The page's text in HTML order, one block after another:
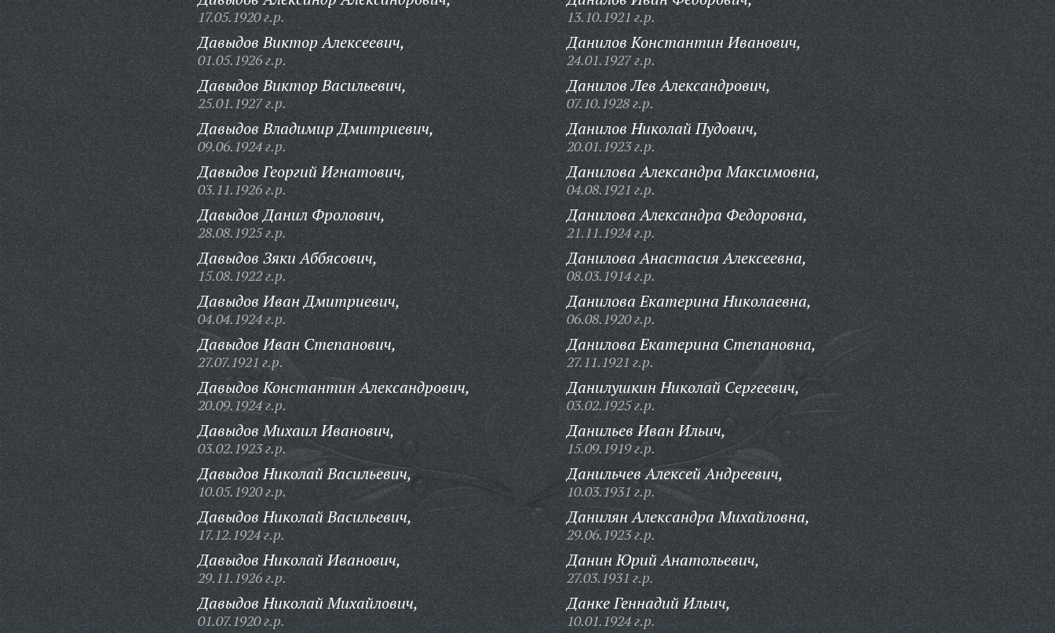
17.05.1920 г.р.
Давыдов Виктор Алексеевич,
01.05.1926 г.р.
Давыдов Виктор Васильевич,
25.01.1927 г.р.
Давыдов Владимир Дмитриевич,
09.06.1924 г.р.
Давыдов Георгий Игнатович,
03.11.1926 г.р.
Давыдов Данил Фролович,
28.08.1925 г.р.
Давыдов Зяки Аббясович,
15.08.1922 г.р.
Давыдов Иван Дмитриевич,
04.04.1924 г.р.
Давыдов Иван Степанович,
27.07.1921 г.р.
Давыдов Константин Александрович,
20.09.1924 г.р.
Давыдов Михаил Иванович,
03.02.1923 г.р.
Давыдов Николай Васильевич,
10.05.1920 г.р.
Давыдов Николай Васильевич,
17.12.1924 г.р.
Давыдов Николай Иванович,
29.11.1926 г.р.
Давыдов Николай Михайлович,
01.07.1920 г.р.
13.10.1921 г.р.
Данилов Константин Иванович,
24.01.1927 г.р.
Данилов Лев Александрович,
07.10.1928 г.р.
Данилов Николай Пудович,
20.01.1923 г.р.
Данилова Александра Максимовна,
04.08.1921 г.р.
Данилова Александра Федоровна,
21.11.1924 г.р.
Данилова Анастасия Алексеевна,
08.03.1914 г.р.
Данилова Екатерина Николаевна,
06.08.1920 г.р.
Данилова Екатерина Степановна,
27.11.1921 г.р.
Данилушкин Николай Сергеевич,
03.02.1925 г.р.
Данильев Иван Ильич,
15.09.1919 г.р.
Данильчев Алексей Андреевич,
10.03.1931 г.р.
Данилян Александра Михайловна,
29.06.1923 г.р.
Данин Юрий Анатольевич,
27.03.1931 г.р.
Данке Геннадий Ильич,
10.01.1924 г.р.